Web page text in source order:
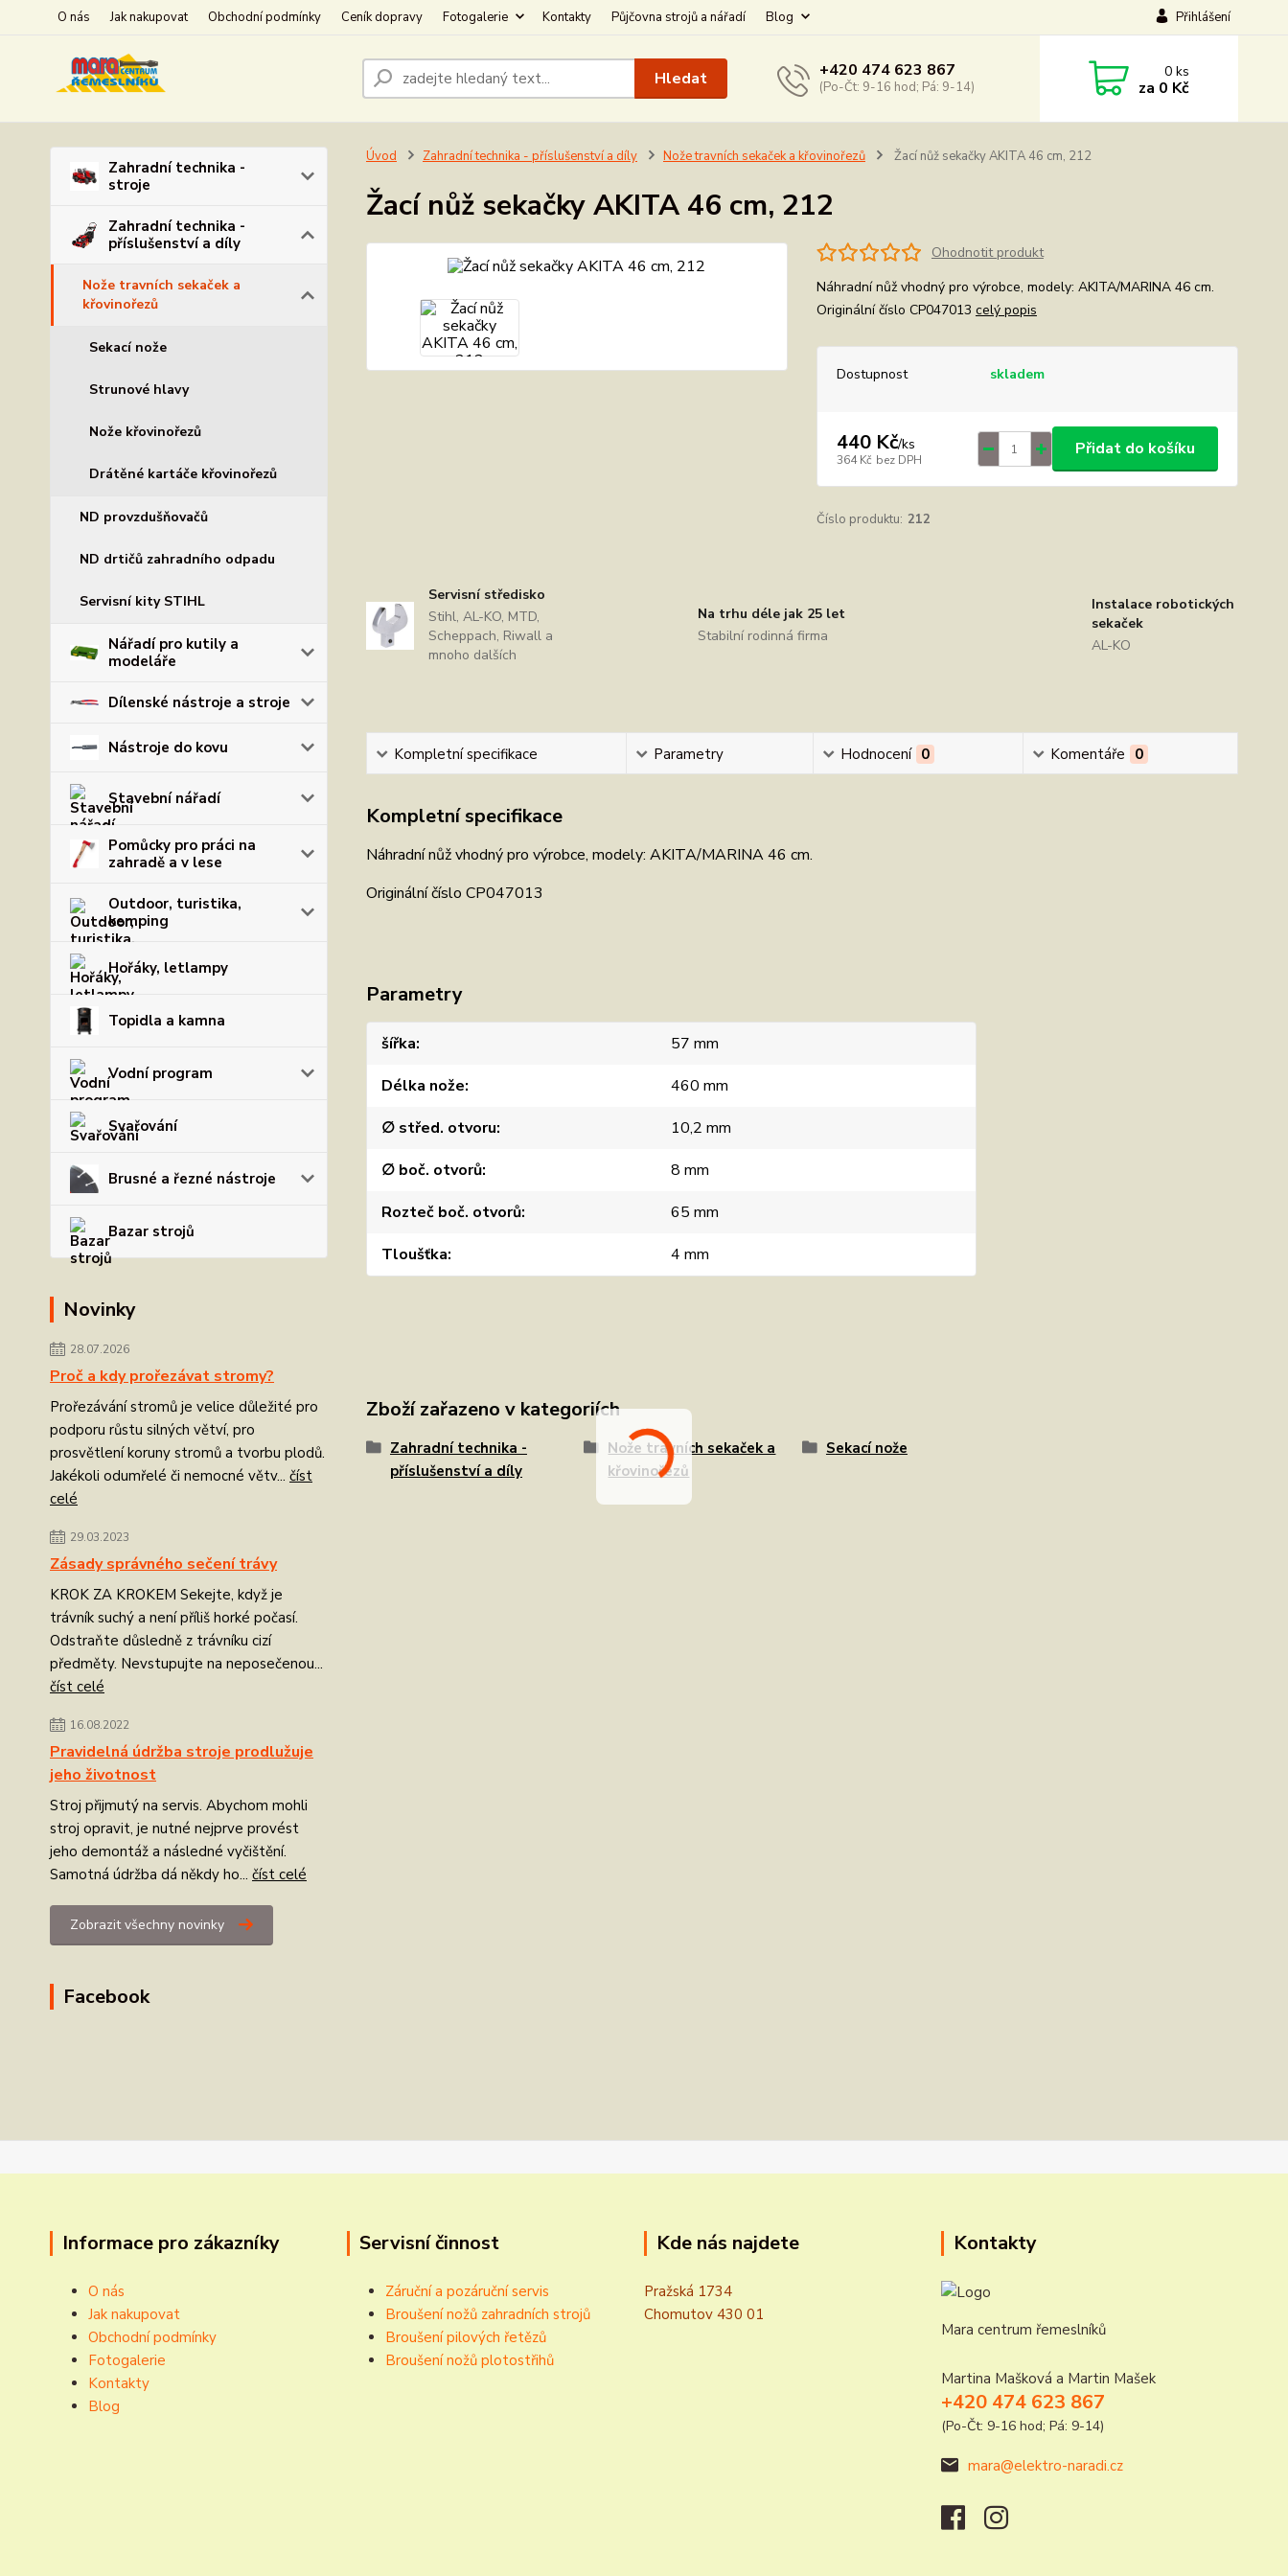
O nás Jak nakupovat Obchodní podmínky Ceník dopravy Fotogalerie Kontakty Půjčovna strojů a nářadí Blog Přihlášení
Hledat +420 474 623 867
(Po-Čt: 9-16 hod; Pá: 9-14)
0ks
za 0 Kč
Zahradní technika -
stroje
Zahradní technika -
příslušenství a díly
Nože travních sekaček a
křovinořezů
Sekací nože
Strunové hlavy
Nože křovinořezů
Drátěné kartáče křovinořezů
ND provzdušňovačů
ND drtičů zahradního odpadu
Servisní kity STIHL
Nářadí pro kutily a
modeláře
Dílenské nástroje a stroje
Nástroje do kovu
Stavební nářadí
Pomůcky pro práci na
zahradě a v lese
Outdoor, turistika,
kemping
Hořáky, letlampy
Topidla a kamna
Vodní program
Svařování
Brusné a řezné nástroje
Bazar strojů
Novinky
28.07.2026
Proč a kdy prořezávat stromy?
Prořezávání stromů je velice důležité pro
podporu růstu silných větví, pro
prosvětlení koruny stromů a tvorbu plodů.
Jakékoli odumřelé či nemocné větv... číst
celé
29.03.2023
Zásady správného sečení trávy
KROK ZA KROKEM Sekejte, když je
trávník suchý a není příliš horké počasí.
Odstraňte důsledně z trávníku cizí
předměty. Nevstupujte na neposečenou...
číst celé
16.08.2022
Pravidelná údržba stroje prodlužuje
jeho životnost
Stroj přijmutý na servis. Abychom mohli
stroj opravit, je nutné nejprve provést
jeho demontáž a následné vyčištění.
Samotná údržba dá někdy ho... číst celé
Zobrazit všechny novinky
Facebook
Úvod Zahradní technika - příslušenství a díly Nože travních sekaček a křovinořezů Žací nůž sekačky AKITA 46 cm, 212
Žací nůž sekačky AKITA 46 cm, 212
Ohodnotit produkt
Náhradní nůž vhodný pro výrobce, modely: AKITA/MARINA 46 cm.
Originální číslo CP047013 celý popis
Dostupnost skladem
440 Kč/ks
364 Kč bez DPH
Přidat do košíku
Číslo produktu: 212
Servisní středisko
Stihl, AL-KO, MTD,
Scheppach, Riwall a
mnoho dalších
Na trhu déle jak 25 let
Stabilní rodinná firma
Instalace robotických
sekaček
AL-KO
Kompletní specifikace Parametry Hodnocení 0 Komentáře 0
Kompletní specifikace
Náhradní nůž vhodný pro výrobce, modely: AKITA/MARINA 46 cm.
Originální číslo CP047013
Parametry
šířka
57 mm
Délka nože
460 mm
∅ střed. otvoru
10,2 mm
∅ boč. otvorů
8 mm
Rozteč boč. otvorů
65 mm
Tloušťka
4 mm
Zboží zařazeno v kategoriích
Zahradní technika -
příslušenství a díly
Nože travních sekaček a
křovinořezů
Sekací nože
Informace pro zákazníky
O nás
Jak nakupovat
Obchodní podmínky
Fotogalerie
Kontakty
Blog
Servisní činnost
Záruční a pozáruční servis
Broušení nožů zahradních strojů
Broušení pilových řetězů
Broušení nožů plotostřihů
Kde nás najdete
Pražská 1734
Chomutov 430 01
Kontakty
Mara centrum řemeslníků
Martina Mašková a Martin Mašek
+420 474 623 867
(Po-Čt: 9-16 hod; Pá: 9-14)
mara@elektro-naradi.cz